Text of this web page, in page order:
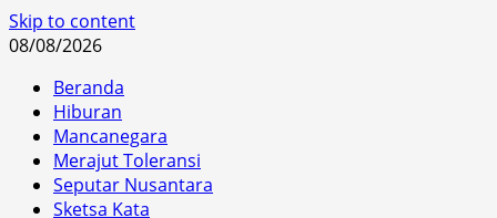
Skip to content
08/08/2026
Beranda
Hiburan
Mancanegara
Merajut Toleransi
Seputar Nusantara
Sketsa Kata